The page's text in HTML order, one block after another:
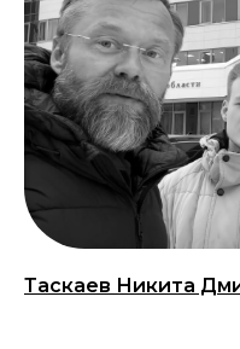
Таскаев Никита